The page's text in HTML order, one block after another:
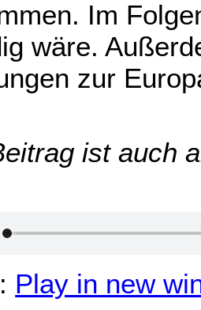
Im
wäre.
zur
ist auch
Play in new